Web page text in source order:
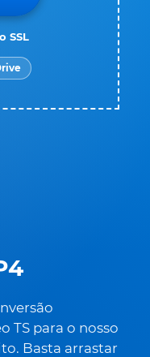
TS para o nosso
Basta arrastar
SSL